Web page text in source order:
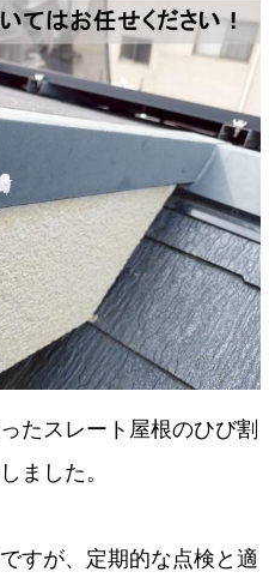
たスレート屋根のひび割
ました。
すが、定期的な点検と適